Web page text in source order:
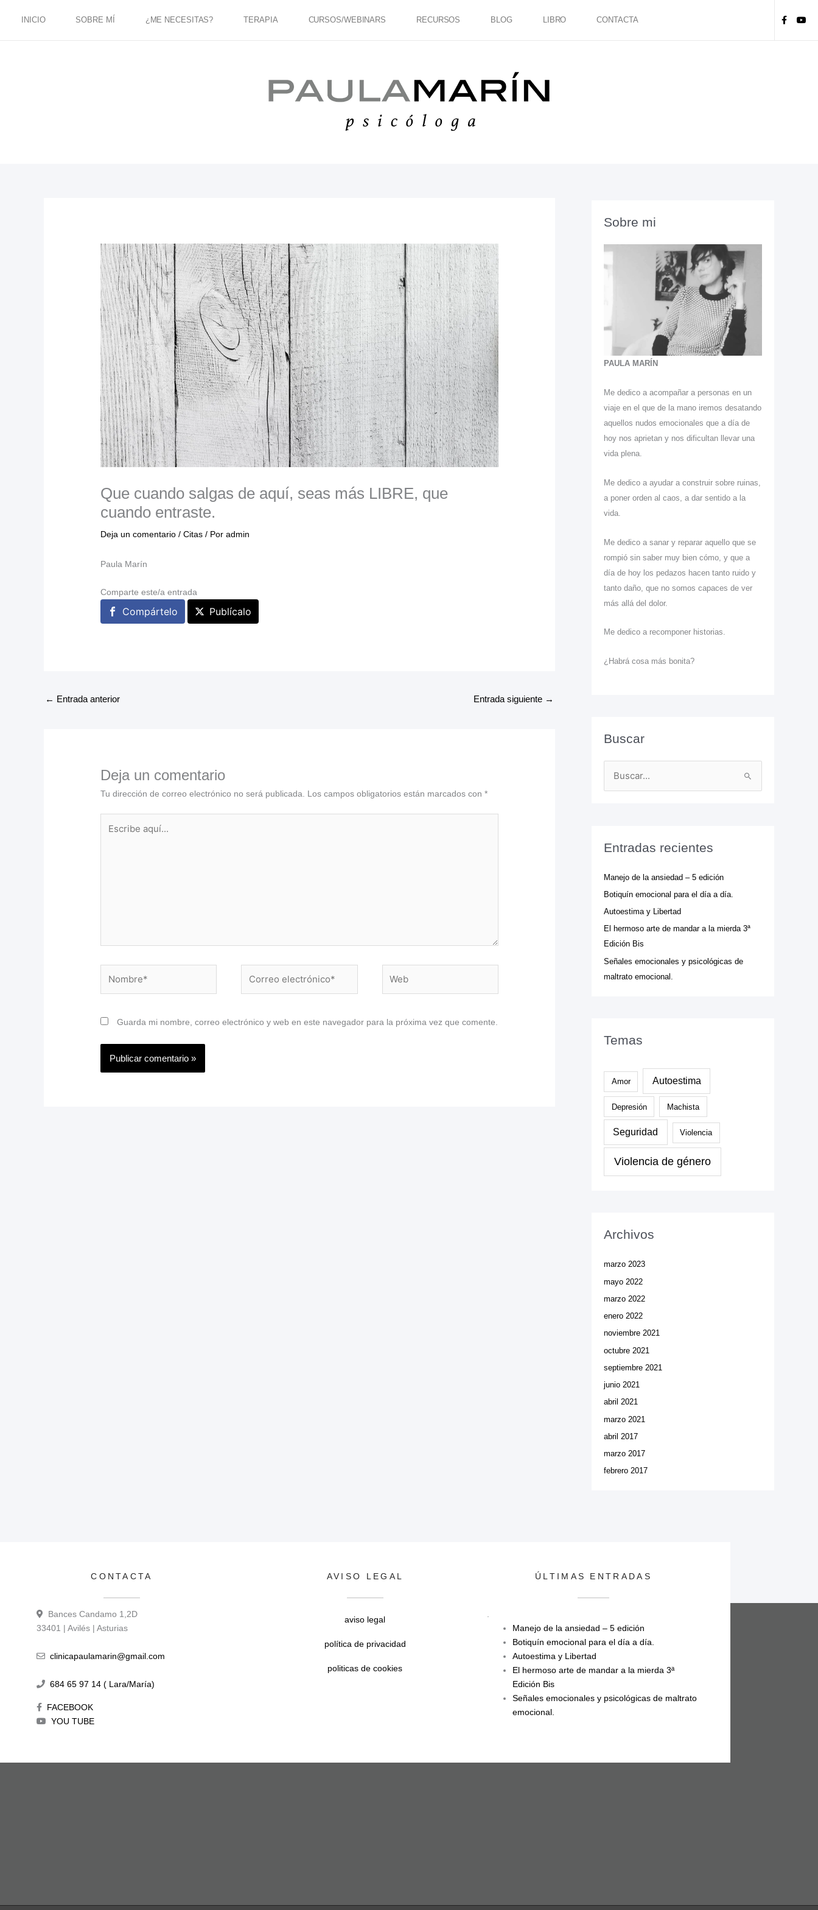
INICIO SOBRE MÍ ¿ME NECESITAS? TERAPIA CURSOS/WEBINARS RECURSOS BLOG LIBRO CONTACTA
Que cuando salgas de aquí, seas más LIBRE, que
cuando entraste.
Deja un comentario /Citas / Poradmin
Paula Marín
Comparte este/a entrada
Compártelo Publícalo
← Entrada anterior Entrada siguiente →
Deja un comentario
Tu dirección de correo electrónico no será publicada. Los campos obligatorios están marcados con*
aquí...
electrónico*
Guarda mi nombre, correo electrónico y web en este navegador para la próxima vez que comente.
Sobre mi
PAULA MARÍN
Me dedico a acompañar a personas en un
viaje en el que de la mano iremos desatando
aquellos nudos emocionales que a día de
hoy nos aprietan y nos dificultan llevar una
vida plena.
Me dedico a ayudar a construir sobre ruinas,
a poner orden al caos, a dar sentido a la
vida.
Me dedico a sanar y reparar aquello que se
rompió sin saber muy bien cómo, y que a
día de hoy los pedazos hacen tanto ruido y
tanto daño, que no somos capaces de ver
más allá del dolor.
Me dedico a recomponer historias.
¿Habrá cosa más bonita?
Buscar
u
r
:
Entradas recientes
Manejo de la ansiedad – 5 edición
Botiquín emocional para el día a día.
Autoestima y Libertad
El hermoso arte de mandar a la mierda 3ª
Edición Bis
Señales emocionales y psicológicas de
maltrato emocional.
Temas
Amor Autoestima
Depresión Machista
Seguridad Violencia
Violencia de género
Archivos
marzo 2023
mayo 2022
marzo 2022
enero 2022
noviembre 2021
octubre 2021
septiembre 2021
junio 2021
abril 2021
marzo 2021
abril 2017
marzo 2017
febrero 2017
CONTACTA
Bances Candamo 1,2D
33401 | Avilés | Asturias
clinicapaulamarin@gmail.com
684 65 97 14 ( Lara/María)
FACEBOOK
YOU TUBE
AVISO LEGAL
aviso legal
política de privacidad
politicas de cookies
ÚLTIMAS ENTRADAS
.
Manejo de la ansiedad – 5 edición
Botiquín emocional para el día a día.
Autoestima y Libertad
El hermoso arte de mandar a la mierda 3ª
Edición Bis
Señales emocionales y psicológicas de maltrato
emocional.